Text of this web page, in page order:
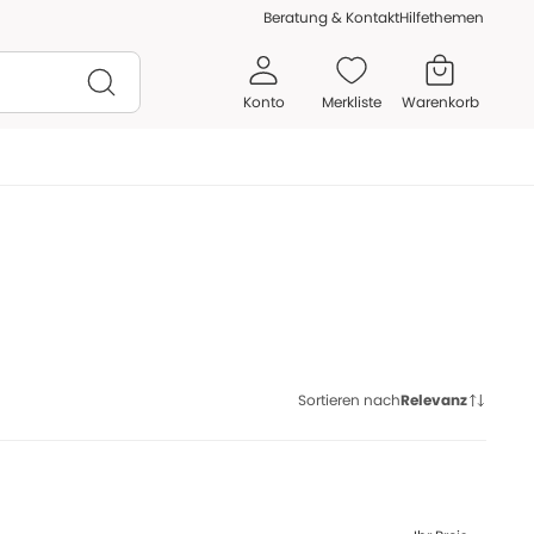
Beratung & KontaktHilfethemen
Konto Merkliste Warenkorb
Sortieren nachRelevanz